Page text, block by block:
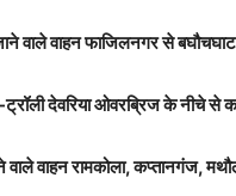
वाले वाहन फाजिलनगर से
देवरिया ओवरब्रिज के नीचे से
वाहन रामकोला, कप्तानगंज,